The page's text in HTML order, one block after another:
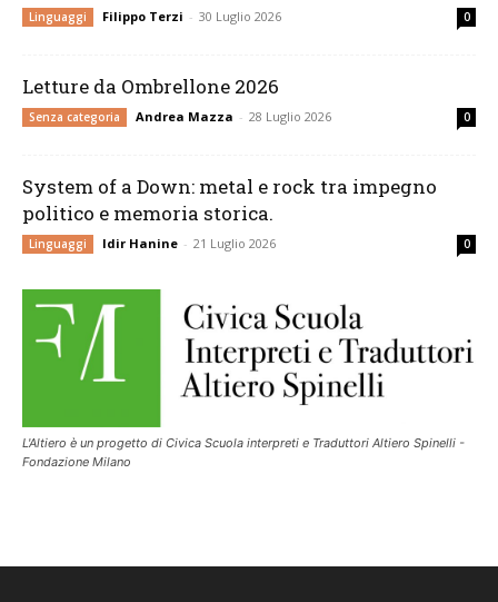
Linguaggi Filippo Terzi - 30 Luglio 2026 0
Letture da Ombrellone 2026
Senza categoria Andrea Mazza - 28 Luglio 2026 0
System of a Down: metal e rock tra impegno
politico e memoria storica.
Linguaggi Idir Hanine - 21 Luglio 2026 0
L'Altiero è un progetto di Civica Scuola interpreti e Traduttori Altiero Spinelli -
Fondazione Milano